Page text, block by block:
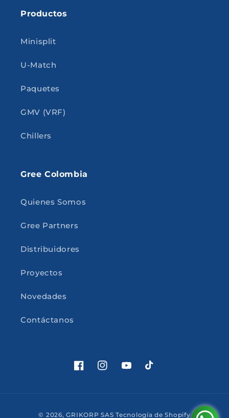
Productos
Minisplit
U-Match
Paquetes
GMV (VRF)
Chillers
Gree Colombia
Quienes Somos
Gree Partners
Distribuidores
Proyectos
Novedades
Contáctanos
FacebookInstagramYouTubeTikTok
© 2026,GRIKORP SAS Tecnología de Shopify